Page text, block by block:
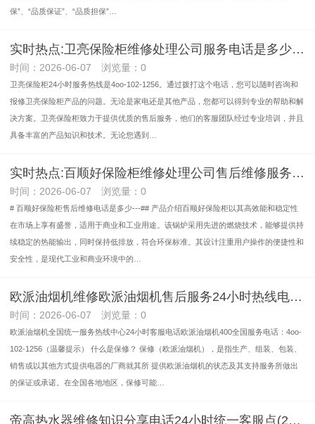
保”、“品质保证”、“品质担保”…
实时热点:卫亮保险柜维修处理公司服务电话是多少实时反馈全+境+到+达
时间：2026-06-07 浏览量：0
卫亮保险柜24小时服务热线是4oo-102-1256。通过拨打这个电话，您可以随时咨询和
报修卫亮保险柜产品的问题。无论是家电还是其他产品，您都可以得到专业的帮助和解
决方案。卫亮保险柜致力于提供优质的售后服务，他们的客服团队经过专业培训，并且
具备丰富的产品知识和技术。无论您遇到…
实时热点:百顺好保险柜维修处理公司售后维修服务中心-(官方-更新)《今日汇总》
时间：2026-06-07 浏览量：0
# 百顺好保险柜售后维修电话是多少---## 产品介绍百顺好保险柜以其高效能和稳定性
在市场上享有盛誉，适用于商业和工业用途。该锅炉采用先进的燃烧技术，能够提供持
续稳定的热能输出，同时保持低排放，符合环保标准。其设计注重用户操作的便捷性和
安全性，是现代工业和商业环境中的…
欧派油烟机维修欧派油烟机售后服务24小时热线电话全国统一400客服热线24小时在线服务（实时更新）《今日汇总》
时间：2026-06-07 浏览量：0
欧派油烟机全国统一服务热线中心24小时客服电话欧派油烟机400全国服务电话：4oo-
102-1256（温馨提示） 什么是保修？ 保修（欧派油烟机），是指生产、组装、包装、
销售或以其他方式提供电器的厂商就其所 提供欧派油烟机的状态及其支持服务所做出
的保证或承诺。在全国各地地区，保修可能…
帝高热水器维修知识分享电话24小时统一客服点(2026服务更新)